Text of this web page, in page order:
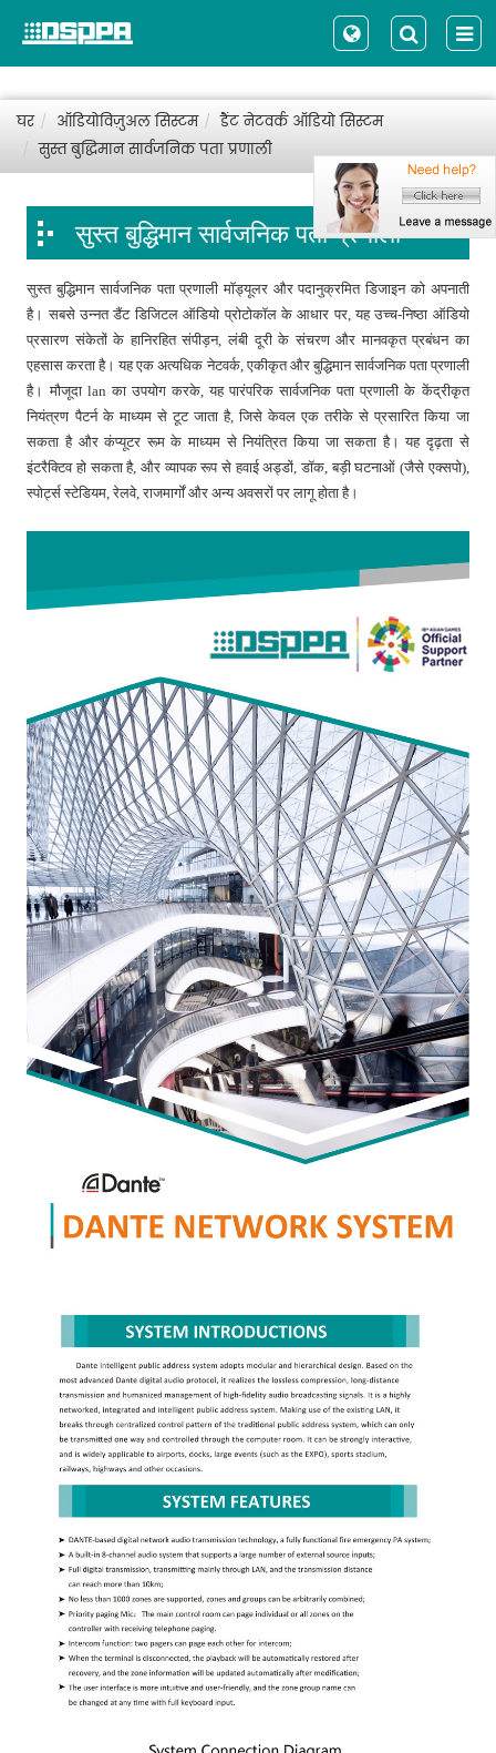
घर ऑडियोविज़ुअल सिस्टम
डैंट नेटवर्क ऑडियो सिस्टम
सुस्त बुद्धिमान सार्वजनिक पता प्रणाली
सुस्त बुद्धिमान सार्वजनिक पता प्रणाली
सुस्त बुद्धिमान सार्वजनिक पता प्रणाली मॉड्यूलर और पदानुक्रमित डिजाइन को अपनाती
है। सबसे उन्नत डैंट डिजिटल ऑडियो प्रोटोकॉल के आधार पर, यह उच्च-निष्ठा ऑडियो
प्रसारण संकेतों के हानिरहित संपीड़न, लंबी दूरी के संचरण और मानवकृत प्रबंधन का
एहसास करता है। यह एक अत्यधिक नेटवर्क, एकीकृत और बुद्धिमान सार्वजनिक पता प्रणाली
है। मौजूदा lan का उपयोग करके, यह पारंपरिक सार्वजनिक पता प्रणाली के केंद्रीकृत
नियंत्रण पैटर्न के माध्यम से टूट जाता है, जिसे केवल एक तरीके से प्रसारित किया जा
सकता है और कंप्यूटर रूम के माध्यम से नियंत्रित किया जा सकता है। यह दृढ़ता से
इंटरैक्टिव हो सकता है, और व्यापक रूप से हवाई अड्डों, डॉक, बड़ी घटनाओं (जैसे एक्सपो),
स्पोर्ट्स स्टेडियम, रेलवे, राजमार्गों और अन्य अवसरों पर लागू होता है।